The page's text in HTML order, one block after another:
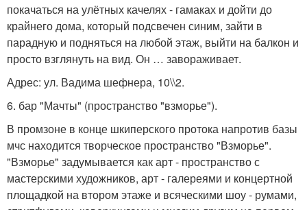
покачаться на улётных качелях - гамаках и дойти до
крайнего дома, который подсвечен синим, зайти в
парадную и подняться на любой этаж, выйти на балкон и
просто взглянуть на вид. Он … завораживает.
Адрес: ул. Вадима шефнера, 10\\2.
6. бар "Мачты" (пространство "взморье").
В промзоне в конце шкиперского протока напротив базы
мчс находится творческое пространство "Взморье".
"Взморье" задумывается как арт - пространство с
мастерскими художников, арт - галереями и концертной
площадкой на втором этаже и всяческими шоу - румами,